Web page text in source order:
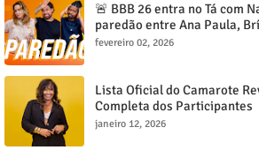
🚨 BBB 26 entra no Tá com
paredão entre Ana Paula,
esquenta o jogo
fevereiro 02, 2026
Lista Oficial do Camarote
Completa dos Participantes
janeiro 12, 2026